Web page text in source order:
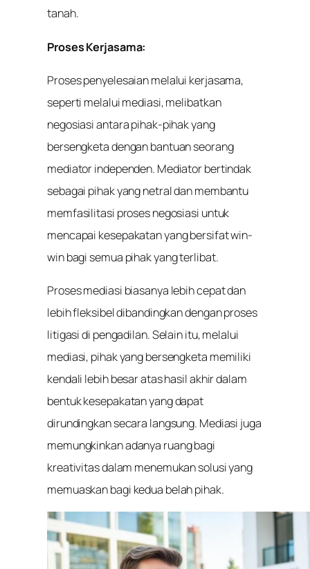
tanah.
Proses Kerjasama:
Proses penyelesaian melalui kerjasama,
seperti melalui mediasi, melibatkan
negosiasi antara pihak-pihak yang
bersengketa dengan bantuan seorang
mediator independen. Mediator bertindak
sebagai pihak yang netral dan membantu
memfasilitasi proses negosiasi untuk
mencapai kesepakatan yang bersifat win-
win bagi semua pihak yang terlibat.
Proses mediasi biasanya lebih cepat dan
lebih fleksibel dibandingkan dengan proses
litigasi di pengadilan. Selain itu, melalui
mediasi, pihak yang bersengketa memiliki
kendali lebih besar atas hasil akhir dalam
bentuk kesepakatan yang dapat
dirundingkan secara langsung. Mediasi juga
memungkinkan adanya ruang bagi
kreativitas dalam menemukan solusi yang
memuaskan bagi kedua belah pihak.